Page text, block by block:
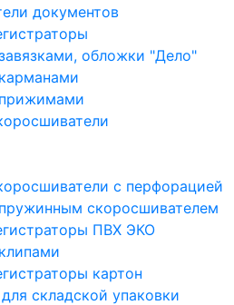
документов
обложки "Дело"
с перфорацией
скоросшивателем
ПВХ ЭКО
картон
складской упаковки